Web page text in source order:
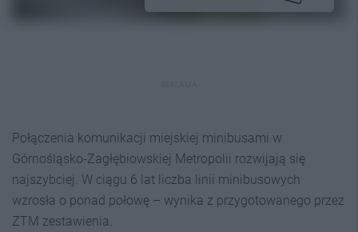
Połączenia komunikacji miejskiej minibusami w
Górnośląsko-Zagłębiowskiej Metropolii rozwijają się
najszybciej. W ciągu 6 lat liczba linii minibusowych
wzrosła o ponad połowę – wynika z przygotowanego przez
ZTM zestawienia.